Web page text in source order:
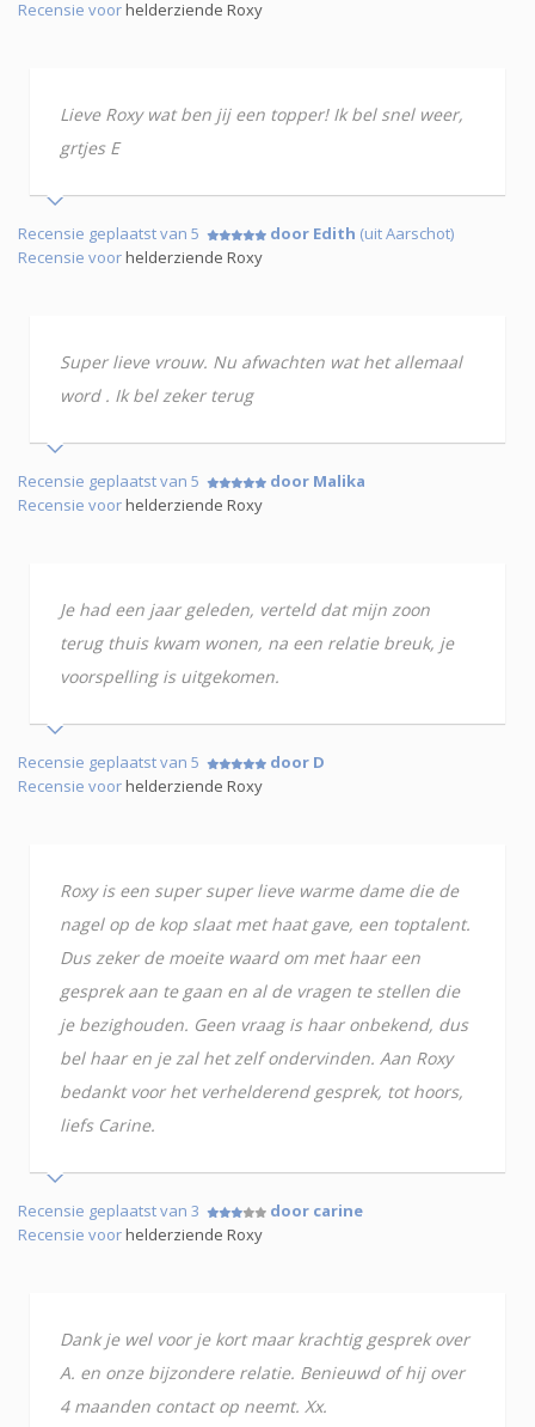
Recensie voorhelderziende Roxy
Lieve Roxy wat ben jij een topper! Ik bel snel weer,
grtjes E
Recensie geplaatst van 5 door Edith (uit Aarschot)
Recensie voorhelderziende Roxy
Super lieve vrouw. Nu afwachten wat het allemaal
word . Ik bel zeker terug
Recensie geplaatst van 5
door Malika
Recensie voorhelderziende Roxy
Je had een jaar geleden, verteld dat mijn zoon
terug thuis kwam wonen, na een relatie breuk, je
voorspelling is uitgekomen.
Recensie geplaatst van 5
door D
Recensie voorhelderziende Roxy
Roxy is een super super lieve warme dame die de
nagel op de kop slaat met haat gave, een toptalent.
Dus zeker de moeite waard om met haar een
gesprek aan te gaan en al de vragen te stellen die
je bezighouden. Geen vraag is haar onbekend, dus
bel haar en je zal het zelf ondervinden. Aan Roxy
bedankt voor het verhelderend gesprek, tot hoors,
liefs Carine.
Recensie geplaatst van 3
door carine
Recensie voorhelderziende Roxy
Dank je wel voor je kort maar krachtig gesprek over
A. en onze bijzondere relatie. Benieuwd of hij over
4 maanden contact op neemt. Xx.